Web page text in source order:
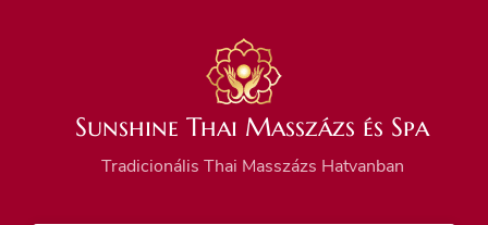
Sunshine Thai Masszázs és Spa
Tradicionális Thai Masszázs Hatvanban